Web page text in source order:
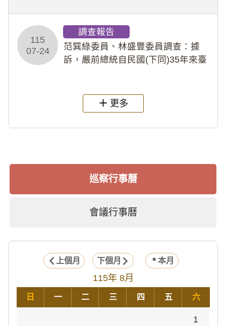
術倫理等情案調查報告。(115教調
31)
115
07-24
調查報告
范巽綠委員、林盛豐委員調查：據
訴，嚴前總統自民國(下同)35年來臺
過世後，總統府於89年間函請其家屬
繼續留住
更多
巡察行事曆
會議行事曆
上個月 下個月 本月
115年 8月
日 一 二 三 四 五 六
1